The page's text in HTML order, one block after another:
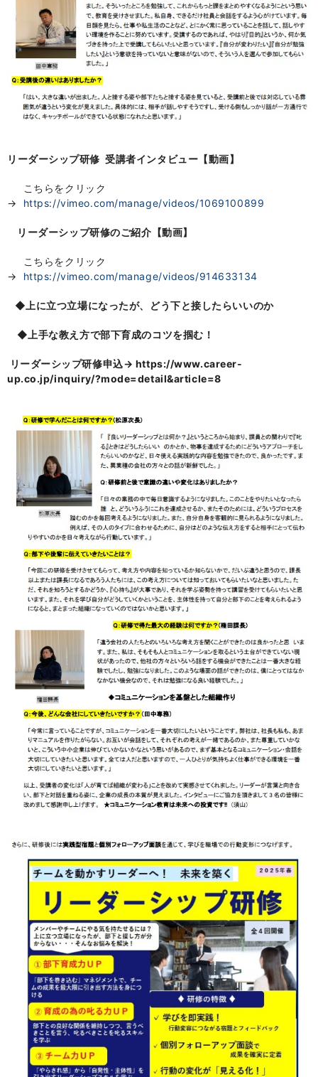
リーダーシップ研修 受講者インタビュー【動画】
こちらをクリック
→ https://vimeo.com/manage/videos/1069100899
リーダーシップ研修のご紹介【動画】
こちらをクリック
→ https://vimeo.com/manage/videos/914633134
◆ 上に立つ立場になったが、どう下と接したらいいのか
◆ 上手な教え方で部下育成のコツを掴む！
リーダーシップ研修申込→ https://www.career-
up.co.jp/inquiry/?mode=detail&article=8